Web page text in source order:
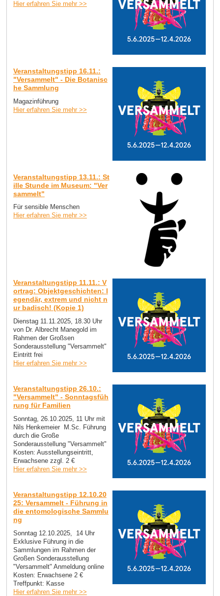
Hier erfahren Sie mehr >>
Veranstaltungstipp 16.11.:
"Versammelt" - Die Botanisc
he Sammlung
Magazinführung
Hier erfahren Sie mehr >>
Veranstaltungstipp 13.11.: St
ille Stunde im Museum: "Ver
sammelt"
Für sensible Menschen
Hier erfahren Sie mehr >>
Veranstaltungstipp 11.11.: V
ortrag: Objektgeschichten: l
egendär, extrem und nicht n
ur badisch! (Kopie 1)
Dienstag 11.11.2025, 18.30 Uhr
von Dr. Albrecht Manegold im
Rahmen der Großsen
Sonderausstellung "Versammelt"
Eintritt frei
Hier erfahren Sie mehr >>
Veranstaltungstipp 26.10.:
"Versammelt" - Sonntagsfüh
rung für Familien
Sonntag, 26.10.2025, 11 Uhr mit
Nils Henkemeier M.Sc. Führung
durch die Große
Sonderausstellung "Versammelt"
Kosten: Ausstellungseintritt,
Erwachsene zzgl. 2 €
Hier erfahren Sie mehr >>
Veranstaltungstipp 12.10.20
25: Versammelt - Führung in
die entomologische Sammlu
ng
Sonntag 12.10.2025, 14 Uhr
Exklusive Führung in die
Sammlungen im Rahmen der
Großen Sonderausstellung
"Versammelt" Anmeldung online
Kosten: Erwachsene 2 €
Treffpunkt: Kasse
Hier erfahren Sie mehr >>